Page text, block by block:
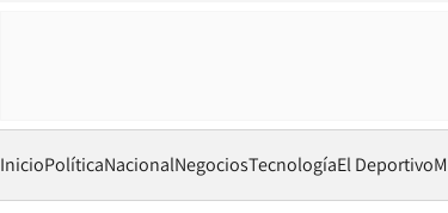
InicioPolíticaNacionalNegociosTecnologíaEl Deportivo